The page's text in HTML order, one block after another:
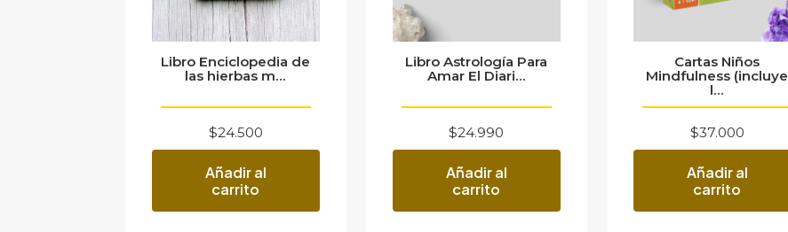
Libro Enciclopedia de
las hierbas m...
$24.500
Añadir al
carrito
Libro Astrología Para
Amar El Diari...
$24.990
Añadir al
carrito
Cartas Niños
Mindfulness (incluye
l...
$37.000
Añadir al
carrito